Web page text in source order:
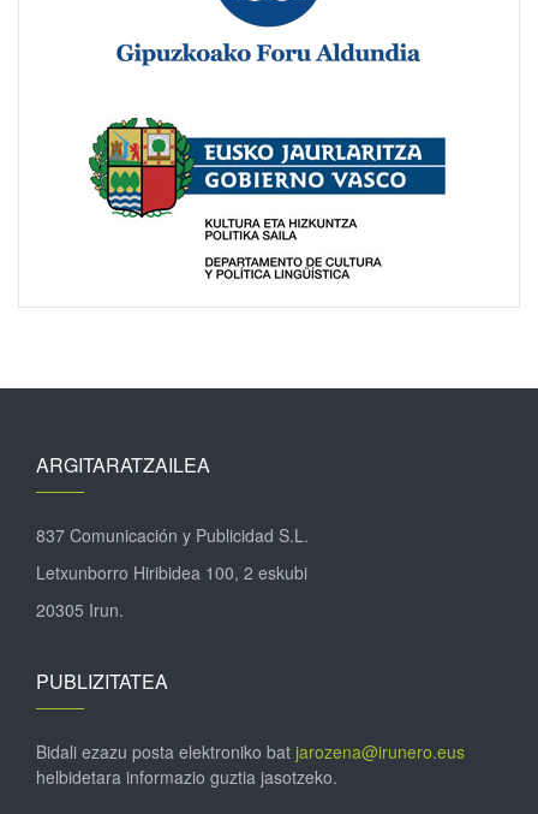
ARGITARATZAILEA
837 Comunicación y Publicidad S.L.
Letxunborro Hiribidea 100, 2 eskubi
20305 Irun.
PUBLIZITATEA
Bidali ezazu posta elektroniko bat jarozena@irunero.eus
helbidetara informazio guztia jasotzeko.